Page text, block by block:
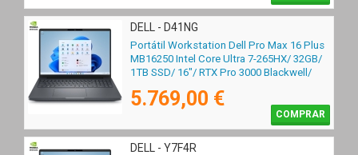
DELL - D41NG
Portátil Workstation Dell Pro Max 16 Plus
MB16250 Intel Core Ultra 7-265HX/ 32GB/
1TB SSD/ 16"/ RTX Pro 3000 Blackwell/
5.769,00 €
COMPRAR
DELL - Y7F4R